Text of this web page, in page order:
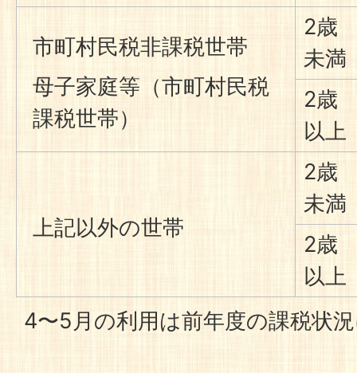
市町村民税非課税世帯
母子家庭等（市町村民税
課税世帯）
2歳
未満
2歳
以上
上記以外の世帯
2歳
未満
2歳
以上
4〜5月の利用は前年度の課税状